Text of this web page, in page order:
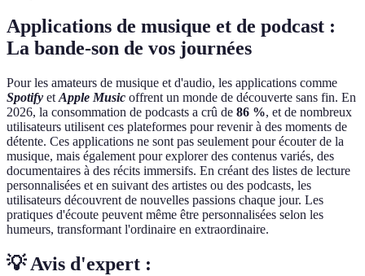
Applications de musique et de podcast :
La bande-son de vos journées
Pour les amateurs de musique et d'audio, les applications comme
Spotify et Apple Music offrent un monde de découverte sans fin. En
2026, la consommation de podcasts a crû de 86 %, et de nombreux
utilisateurs utilisent ces plateformes pour revenir à des moments de
détente. Ces applications ne sont pas seulement pour écouter de la
musique, mais également pour explorer des contenus variés, des
documentaires à des récits immersifs. En créant des listes de lecture
personnalisées et en suivant des artistes ou des podcasts, les
utilisateurs découvrent de nouvelles passions chaque jour. Les
pratiques d'écoute peuvent même être personnalisées selon les
humeurs, transformant l'ordinaire en extraordinaire.
💡 Avis d'expert :